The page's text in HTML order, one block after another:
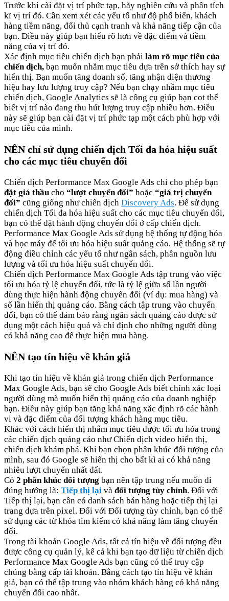
Trước khi cài đặt vị trí phức tạp, hãy nghiên cứu và phân tích
kĩ vị trí đó. Cần xem xét các yếu tố như độ phổ biến, khách
hàng tiềm năng, đối thủ cạnh tranh và khả năng tiếp cận của
bạn. Điều này giúp bạn hiểu rõ hơn về đặc điểm và tiềm
năng của vị trí đó.
Xác định mục tiêu chiến dịch bạn phải làm rõ mục tiêu của
chiến dịch, bạn muốn nhắm mục tiêu dựa trên sở thích hay sự
hiển thị. Bạn muốn tăng doanh số, tăng nhận diện thương
hiệu hay lưu lượng truy cập? Nếu bạn chạy nhầm mục tiêu
chiến dịch, Google Analytics sẽ là công cụ giúp bạn cot thể
biết vị trí nào đang thu hút lượng truy cập nhiều hơn. Điều
này sẽ giúp bạn cài đặt vị trí phức tạp một cách phù hợp với
mục tiêu của mình.
NÊN chỉ sử dụng chiến dịch Tối đa hóa hiệu suất
cho các mục tiêu chuyển đổi
Chiến dịch Performance Max Google Ads chỉ cho phép bạn
đặt giá thầu cho “lượt chuyển đổi” hoặc “giá trị chuyển
đối” cũng giống như chiến dịch Discovery Ads. Để sử dụng
chiến dịch Tối đa hóa hiệu suất cho các mục tiêu chuyển đổi,
bạn có thể đặt hành động chuyển đổi ở cấp chiến dịch.
Performance Max Google Ads sử dụng hệ thống tự động hóa
và học máy để tối ưu hóa hiệu suất quảng cáo. Hệ thống sẽ tự
động điều chỉnh các yếu tố như ngân sách, phân nguồn lưu
lượng và tối ưu hóa hiệu suất chuyển đổi.
Chiến dịch Performance Max Google Ads tập trung vào việc
tối ưu hóa tỷ lệ chuyển đổi, tức là tỷ lệ giữa số lần người
dùng thực hiện hành động chuyển đổi (ví dụ: mua hàng) và
số lần hiển thị quảng cáo. Bằng cách tập trung vào chuyển
đổi, bạn có thể đảm bảo rằng ngân sách quảng cáo được sử
dụng một cách hiệu quả và chỉ định cho những người dùng
có khả năng cao để thực hiện mua hàng.
NÊN tạo tín hiệu về khán giả
Khi tạo tín hiệu về khán giả trong chiến dịch Performance
Max Google Ads, bạn sẽ cho Google Ads biết chính xác loại
người dùng mà muốn hiển thị quảng cáo của doanh nghiệp
bạn. Điều này giúp bạn tăng khả năng xác định rõ các hành
vi và đặc điểm của đối tượng khách hàng mục tiêu.
Khác với cách hiển thị nhắm mục tiêu được tối ưu hóa trong
các chiến dịch quảng cáo như Chiến dịch video hiển thị,
chiến dịch khám phá. Khi bạn chọn phân khúc đối tượng của
mình, sau đó Google sẽ hiển thị cho bất kì ai có khả năng
nhiêu lượt chuyển nhất đất.
Có 2 phân khúc đối tượng bạn nên tập trung nếu muốn đi
đúng hướng là: Tiếp thị lại và đối tượng tùy chỉnh. Đối với
Tiếp thị lại, bạn cần có danh sách bán hàng hoặc tiếp thị lại
trang dựa trên pixel. Đối với Đối tượng tùy chỉnh, bạn có thể
sử dụng các từ khóa tìm kiếm có khả năng làm tăng chuyển
đổi.
Trong tài khoản Google Ads, tất cả tín hiệu về đối tượng đều
được công cụ quản lý, kể cả khi bạn tạo dữ liệu từ chiến dịch
Performance Max Google Ads bạn cũng có thể truy cập
chúng bằng cấp tài khoản. Bằng cách tạo tín hiệu về khán
giả, bạn có thể tập trung vào nhóm khách hàng có khả năng
chuyển đổi cao nhất.